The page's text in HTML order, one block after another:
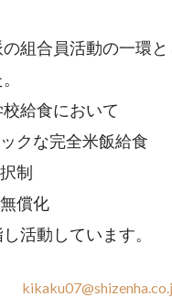
組合員活動の一環
給食において
クな完全米飯給食
制
償化
活動しています。